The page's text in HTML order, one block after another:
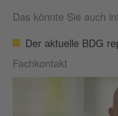
Das könnte Sie auch
Der aktuelle BDG
Fachkontakt